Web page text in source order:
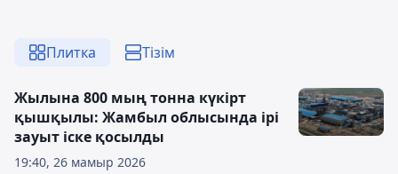
Плитка Тізім
19:40, 26 мамыр 2026
Жылына 800 мың тонна күкірт
қышқылы: Жамбыл облысында ірі
зауыт іске қосылды